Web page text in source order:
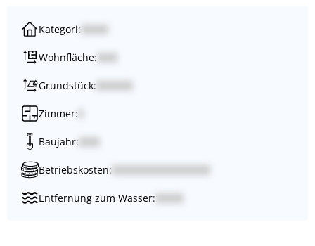
Kategori:
Wohnfläche:
Grundstück:
Zimmer:
Baujahr:
Betriebskosten:
Entfernung zum Wasser: